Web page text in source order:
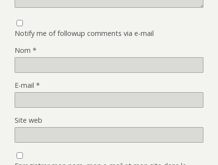
Notify me of followup comments via e-mail
Nom *
E-mail *
Site web